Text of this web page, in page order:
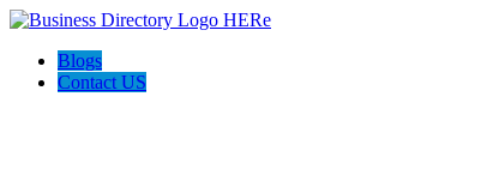
Blogs
Contact US